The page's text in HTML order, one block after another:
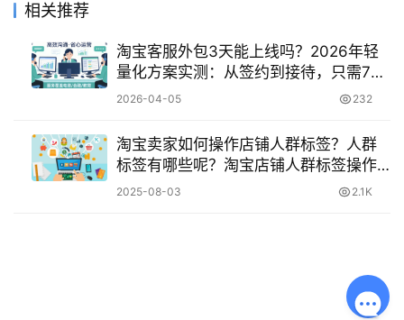
相关推荐
淘宝客服外包3天能上线吗？2026年轻
量化方案实测：从签约到接待，只需72
小时！
2026-04-05 232
淘宝卖家如何操作店铺人群标签？人群
标签有哪些呢？淘宝店铺人群标签操作
指南：精准锁定目标客群的必修课！
2025-08-03 2.1K